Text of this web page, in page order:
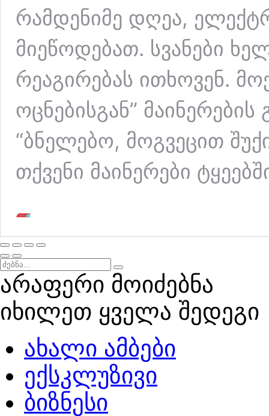
რამდენიმე დღეა,
მიეწოდებათ. სვანები
რეაგირებას ითხოვენ.
ოცნებისგან”
“ბნელებო, მოგვეცით
თქვენი მაინერები
არაფერი მოიძებნა
იხილეთ ყველა შედეგი
ახალი ამბები
ექსკლუზივი
ბიზნესი